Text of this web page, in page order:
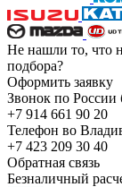
Не нашли то, что
подбора?
Оформить заявку
Звонок по России
+7 914 661 90 20
Телефон во
+7 423 209 30 40
Обратная связь
Безналичный